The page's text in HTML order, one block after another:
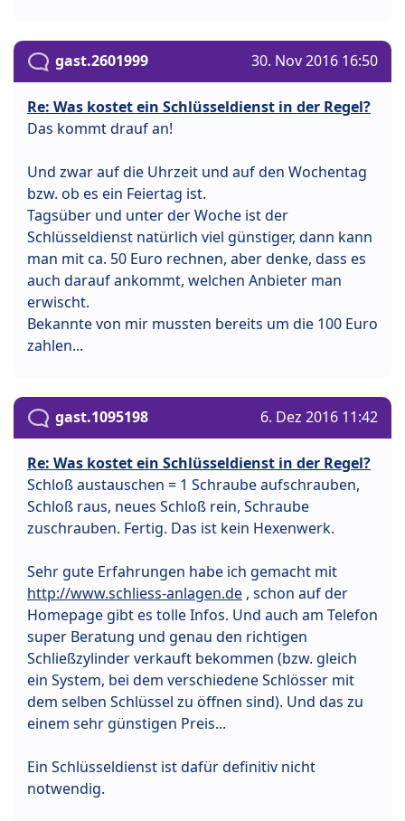
gast.2601999 30. Nov 2016 16:50
Re: Was kostet ein Schlüsseldienst in der Regel?
Das kommt drauf an!
Und zwar auf die Uhrzeit und auf den Wochentag
bzw. ob es ein Feiertag ist.
Tagsüber und unter der Woche ist der
Schlüsseldienst natürlich viel günstiger, dann kann
man mit ca. 50 Euro rechnen, aber denke, dass es
auch darauf ankommt, welchen Anbieter man
erwischt.
Bekannte von mir mussten bereits um die 100 Euro
zahlen...
gast.1095198 6. Dez 2016 11:42
Re: Was kostet ein Schlüsseldienst in der Regel?
Schloß austauschen = 1 Schraube aufschrauben,
Schloß raus, neues Schloß rein, Schraube
zuschrauben. Fertig. Das ist kein Hexenwerk.
Sehr gute Erfahrungen habe ich gemacht mit
http://www.schliess-anlagen.de , schon auf der
Homepage gibt es tolle Infos. Und auch am Telefon
super Beratung und genau den richtigen
Schließzylinder verkauft bekommen (bzw. gleich
ein System, bei dem verschiedene Schlösser mit
dem selben Schlüssel zu öffnen sind). Und das zu
einem sehr günstigen Preis...
Ein Schlüsseldienst ist dafür definitiv nicht
notwendig.